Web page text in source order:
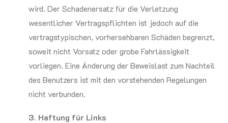
wird. Der Schadenersatz für die Verletzung
wesentlicher Vertragspflichten ist jedoch auf die
vertragstypischen, vorhersehbaren Schäden begrenzt,
soweit nicht Vorsatz oder grobe Fahrlässigkeit
vorliegen. Eine Änderung der Beweislast zum Nachteil
des Benutzers ist mit den vorstehenden Regelungen
nicht verbunden.
3. Haftung für Links